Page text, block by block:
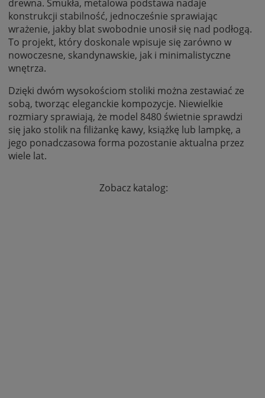
drewna. Smukła, metalowa podstawa nadaje
konstrukcji stabilność, jednocześnie sprawiając
wrażenie, jakby blat swobodnie unosił się nad podłogą.
To projekt, który doskonale wpisuje się zarówno w
nowoczesne, skandynawskie, jak i minimalistyczne
wnętrza.
Dzięki dwóm wysokościom stoliki można zestawiać ze
sobą, tworząc eleganckie kompozycje. Niewielkie
rozmiary sprawiają, że model 8480 świetnie sprawdzi
się jako stolik na filiżankę kawy, książkę lub lampkę, a
jego ponadczasowa forma pozostanie aktualna przez
wiele lat.
Zobacz katalog: